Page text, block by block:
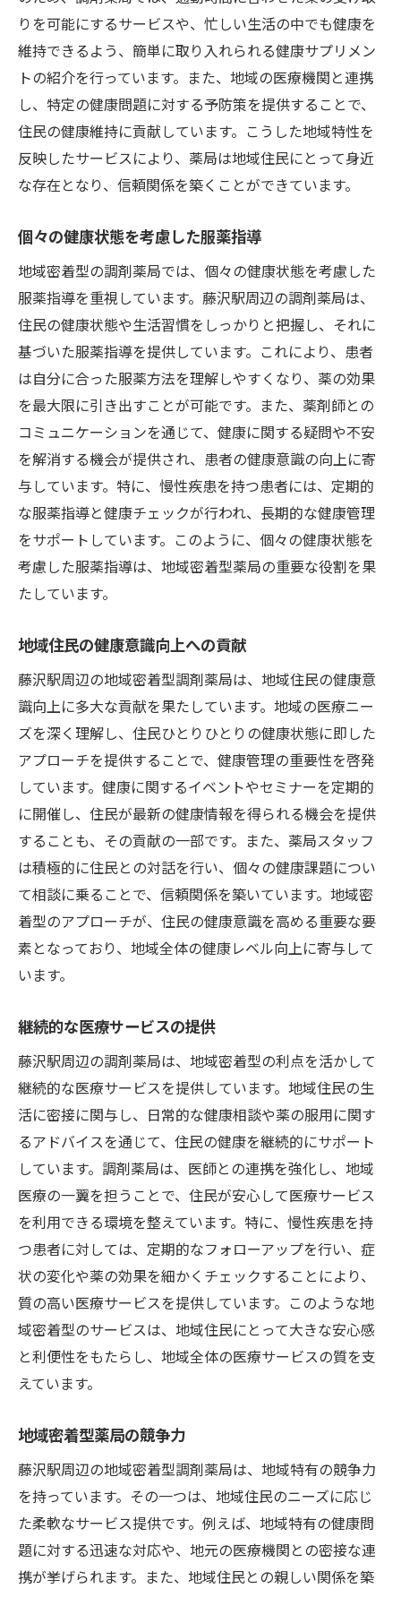
りを可能にするサービスや、忙しい生活の中でも健康を
維持できるよう、簡単に取り入れられる健康サプリメン
トの紹介を行っています。また、地域の医療機関と連携
し、特定の健康問題に対する予防策を提供することで、
住民の健康維持に貢献しています。こうした地域特性を
反映したサービスにより、薬局は地域住民にとって身近
な存在となり、信頼関係を築くことができています。
個々の健康状態を考慮した服薬指導
地域密着型の調剤薬局では、個々の健康状態を考慮した
服薬指導を重視しています。藤沢駅周辺の調剤薬局は、
住民の健康状態や生活習慣をしっかりと把握し、それに
基づいた服薬指導を提供しています。これにより、患者
は自分に合った服薬方法を理解しやすくなり、薬の効果
を最大限に引き出すことが可能です。また、薬剤師との
コミュニケーションを通じて、健康に関する疑問や不安
を解消する機会が提供され、患者の健康意識の向上に寄
与しています。特に、慢性疾患を持つ患者には、定期的
な服薬指導と健康チェックが行われ、長期的な健康管理
をサポートしています。このように、個々の健康状態を
考慮した服薬指導は、地域密着型薬局の重要な役割を果
たしています。
地域住民の健康意識向上への貢献
藤沢駅周辺の地域密着型調剤薬局は、地域住民の健康意
識向上に多大な貢献を果たしています。地域の医療ニー
ズを深く理解し、住民ひとりひとりの健康状態に即した
アプローチを提供することで、健康管理の重要性を啓発
しています。健康に関するイベントやセミナーを定期的
に開催し、住民が最新の健康情報を得られる機会を提供
することも、その貢献の一部です。また、薬局スタッフ
は積極的に住民との対話を行い、個々の健康課題につい
て相談に乗ることで、信頼関係を築いています。地域密
着型のアプローチが、住民の健康意識を高める重要な要
素となっており、地域全体の健康レベル向上に寄与して
います。
継続的な医療サービスの提供
藤沢駅周辺の調剤薬局は、地域密着型の利点を活かして
継続的な医療サービスを提供しています。地域住民の生
活に密接に関与し、日常的な健康相談や薬の服用に関す
るアドバイスを通じて、住民の健康を継続的にサポート
しています。調剤薬局は、医師との連携を強化し、地域
医療の一翼を担うことで、住民が安心して医療サービス
を利用できる環境を整えています。特に、慢性疾患を持
つ患者に対しては、定期的なフォローアップを行い、症
状の変化や薬の効果を細かくチェックすることにより、
質の高い医療サービスを提供しています。このような地
域密着型のサービスは、地域住民にとって大きな安心感
と利便性をもたらし、地域全体の医療サービスの質を支
えています。
地域密着型薬局の競争力
藤沢駅周辺の地域密着型調剤薬局は、地域特有の競争力
を持っています。その一つは、地域住民のニーズに応じ
た柔軟なサービス提供です。例えば、地域特有の健康問
題に対する迅速な対応や、地元の医療機関との密接な連
携が挙げられます。また、地域住民との親しい関係を築